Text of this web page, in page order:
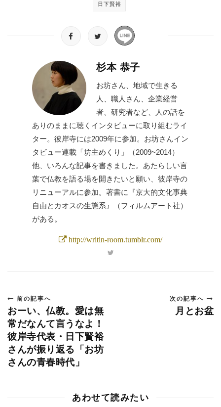
日下賢裕
杉本 恭子
お坊さん、地域で生きる
人、職人さん、企業経営
者、研究者など、人の話を
ありのままに聴くインタビューに取り組むライ
ター。彼岸寺には2009年に参加。お坊さんイン
タビュー連載「坊主めくり」（2009~2014）
他、いろんな記事を書きました。あたらしい言
葉で仏教を語る場を開きたいと願い、彼岸寺の
リニューアルに参加。著書に『京大的文化事典
自由とカオスの生態系』（フィルムアート社）
がある。
http://writin-room.tumblr.com/
前の記事へ
おーい、仏教。愛は無
常だなんて言うなよ！
彼岸寺代表・日下賢裕
さんが振り返る「お坊
さんの青春時代」
次の記事へ
月とお盆
あわせて読みたい